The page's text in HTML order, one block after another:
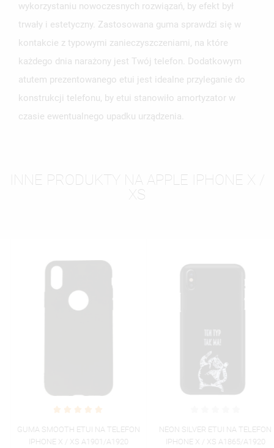
wykorzystaniu nowoczesnych rozwiązań, by efekt był
trwały i estetyczny. Zastosowana guma sprawdzi się w
kontakcie z typowymi zanieczyszczeniami, na które
każdego dnia narażony jest Twój telefon. Dodatkowym
atutem prezentowanego etui jest idealne przyleganie do
konstrukcji telefonu, by etui stanowiło amortyzator w
czasie ewentualnego upadku urządzenia.
INNE PRODUKTY NA APPLE IPHONE X /
XS
GUMA SMOOTH ETUI NA TELEFON
IPHONE X / XS A1901/A1920
NEON SILVER ETUI NA TELEFON
IPHONE X / XS A1865/A1920